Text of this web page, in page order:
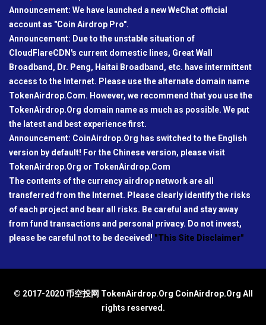
Announcement: We have launched a new WeChat official
account as "Coin Airdrop Pro".
Announcement: Due to the unstable situation of
CloudFlareCDN's current domestic lines, Great Wall
Broadband, Dr. Peng, Haitai Broadband, etc. have intermittent
access to the Internet. Please use the alternate domain name
TokenAirdrop.Com. However, we recommend that you use the
TokenAirdrop.Org domain name as much as possible. We put
the latest and best experience first.
Announcement: CoinAirdrop.Org has switched to the English
version by default! For the Chinese version, please visit
TokenAirdrop.Org or TokenAirdrop.Com
The contents of the currency airdrop network are all
transferred from the Internet. Please clearly identify the risks
of each project and bear all risks. Be careful and stay away
from fund transactions and personal privacy. Do not invest,
please be careful not to be deceived! "This Site Disclaimer"
© 2017-2020 币空投网 TokenAirdrop.Org CoinAirdrop.Org All
rights reserved.